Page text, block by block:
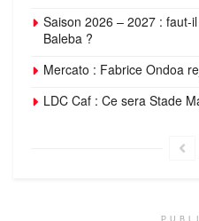
Saison 2026 – 2027 : faut-
Baleba ?
Mercato : Fabrice Ondoa
LDC Caf : Ce sera Stade